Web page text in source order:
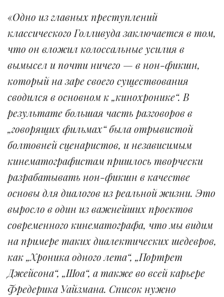
«Одно из главных преступлений
классического Голливуда заключается в том,
что он вложил колоссальные усилия в
вымысел и почти ничего — в нон-фикшн,
который на заре своего существования
сводился в основном к „кинохронике“. В
результате большая часть разговоров в
„говорящих фильмах“ была отрывистой
болтовней сценаристов, и независимым
кинематографистам пришлось творчески
разрабатывать нон-фикшн в качестве
основы для диалогов из реальной жизни. Это
выросло в один из важнейших проектов
современного кинематографа, что мы видим
на примере таких диалектических шедевров,
как „Хроника одного лета“, „Портрет
Джейсона“, „Шоа“, а также во всей карьере
Фредерика Уайзмана. Список нужно